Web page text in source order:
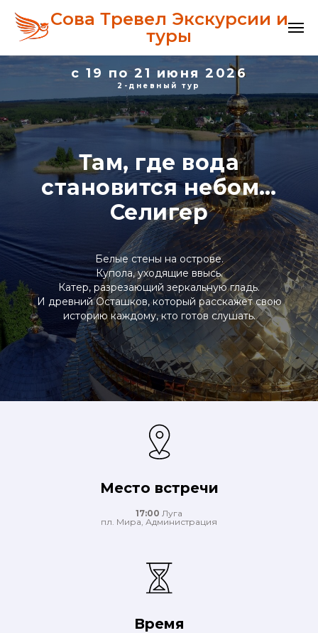
Сова Тревел Экскурсии и
туры
с 19 по 21 июня 2026
2-дневный тур
Там, где вода
становится небом…
Селигер
Белые стены на острове.
Купола, уходящие ввысь.
Катер, разрезающий зеркальную гладь.
И древний Осташков, который расскажет свою
историю каждому, кто готов слушать.
Место встречи
17:00 Луга
пл. Мира, Администрация
Время